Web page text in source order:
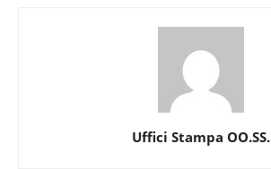
Uffici Stampa OO.SS.